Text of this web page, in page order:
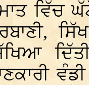
ਵਿੱਚ